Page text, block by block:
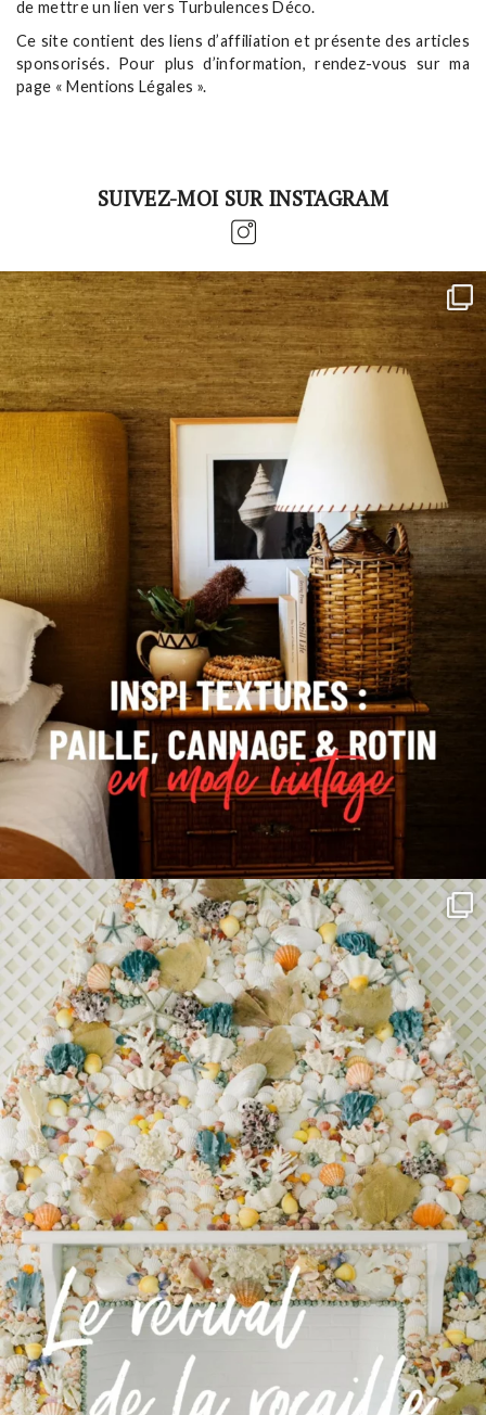
de mettre un lien vers Turbulences Déco.
Ce site contient des liens d’affiliation et présente des articles
sponsorisés. Pour plus d’information, rendez-vous sur ma
page « Mentions Légales ».
SUIVEZ-MOI SUR INSTAGRAM